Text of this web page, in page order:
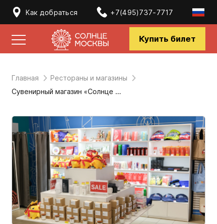
Как добраться +7(495)737-7717
Купить билет
Главная
Рестораны и магазины
Сувенирный магазин «Солнце Москвы»